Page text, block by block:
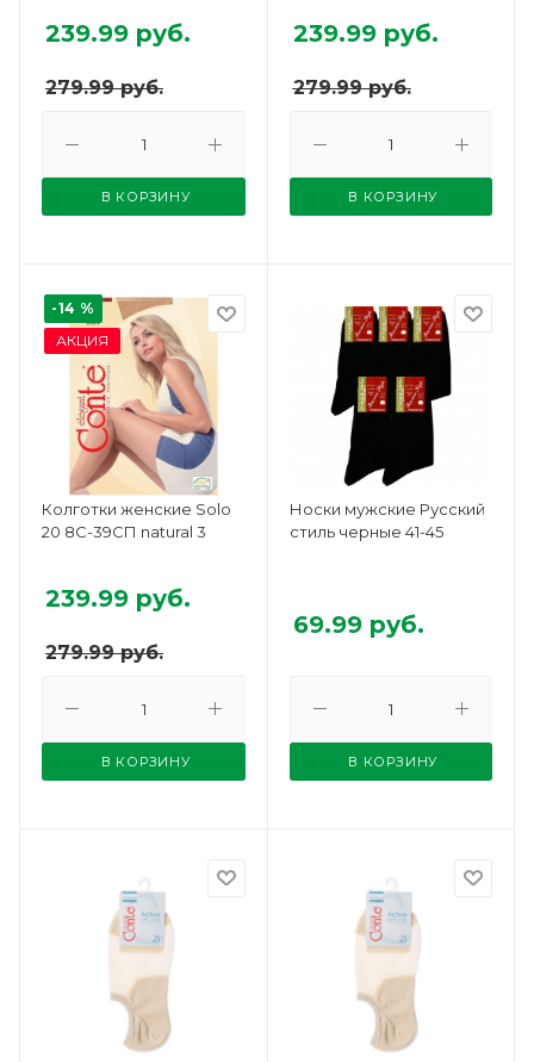
279.99руб.
239.99 руб.
В КОРЗИНУ
279.99руб.
239.99руб.
В КОРЗИНУ
-14 %
АКЦИЯ
Колготки женские Solo
20 8С-39СП natural 3
279.99руб.
239.99 руб.
В КОРЗИНУ
Носки мужские Русский
стиль черные 41-45
69.99руб.
В КОРЗИНУ